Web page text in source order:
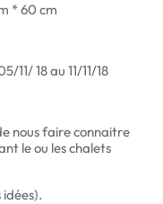
* 60 cm
11/ 18 au 11/11/18
nous faire connaitre
le ou les chalets